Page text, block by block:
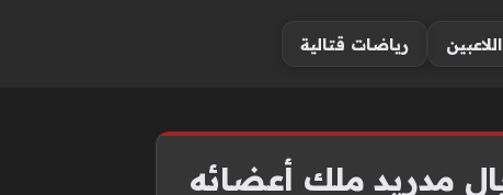
رياضات قتالية
مدريد ملك أعضائه